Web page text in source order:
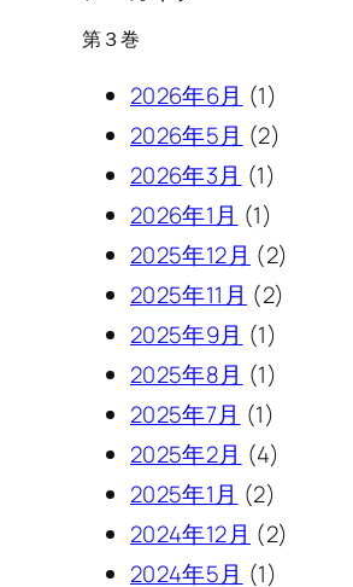
第３巻
2026年6月 (1)
2026年5月 (2)
2026年3月 (1)
2026年1月 (1)
2025年12月 (2)
2025年11月 (2)
2025年9月 (1)
2025年8月 (1)
2025年7月 (1)
2025年2月 (4)
2025年1月 (2)
2024年12月 (2)
2024年5月 (1)